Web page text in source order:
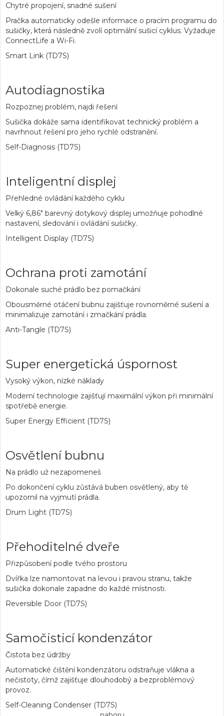
Chytré propojení, snadné sušení
Pračka automaticky odešle informace o pracím programu do
sušičky, která následně zvolí optimální sušicí cyklus. Vyžaduje
ConnectLife a Wi-Fi.
Smart Link (TD7S)
Autodiagnostika
Rozpoznej problém, najdi řešení
Sušička dokáže sama identifikovat technický problém a
navrhnout řešení pro jeho rychlé odstranění.
Self-Diagnosis (TD7S)
Inteligentní displej
Přehledné ovládání každého cyklu
Velký 6,86" barevný dotykový displej umožňuje pohodlné
nastavení, sledování i ovládání sušičky.
Intelligent Display (TD7S)
Ochrana proti zamotání
Dokonale suché prádlo bez pomačkání
Obousměrné otáčení bubnu zajišťuje rovnoměrné sušení a
minimalizuje zamotání i zmačkání prádla.
Anti-Tangle (TD7S)
Super energetická úspornost
Vysoký výkon, nízké náklady
Moderní technologie zajišťují maximální výkon při minimální
spotřebě energie.
Super Energy Efficient (TD7S)
Osvětlení bubnu
Na prádlo už nezapomeneš
Po dokončení cyklu zůstává buben osvětlený, aby tě
upozornil na vyjmutí prádla.
Drum Light (TD7S)
Přehoditelné dveře
Přizpůsobení podle tvého prostoru
Dvířka lze namontovat na levou i pravou stranu, takže
sušička dokonale zapadne do každé místnosti.
Reversible Door (TD7S)
Samočisticí kondenzátor
Čistota bez údržby
Automatické čištění kondenzátoru odstraňuje vlákna a
nečistoty, čímž zajišťuje dlouhodobý a bezproblémový
provoz.
Self-Cleaning Condenser (TD7S)